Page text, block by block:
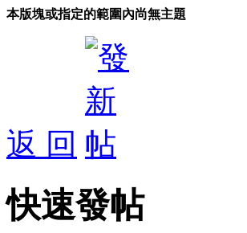
本版塊或指定的範圍內尚無主題
返 回
快速發帖